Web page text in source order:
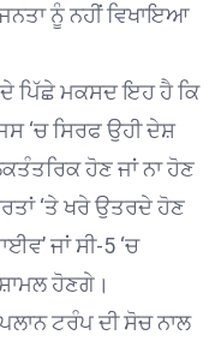
ਨੂੰ ਨਹੀਂ ਵਿਖਾਇਆ
ਪਿੱਛੇ ਮਕਸਦ ਇਹ ਹੈ ਕਿ
‘ਚ ਸਿਰਫ ਉਹੀ ਦੇਸ਼
ਹੋਣ ਜਾਂ ਨਾ ਹੋਣ
‘ਤੇ ਖਰੇ ਉਤਰਦੇ ਹੋਣ
ਜਾਂ ਸੀ-5 ‘ਚ
ਹੋਣਗੇ।
ਟਰੰਪ ਦੀ ਸੋਚ ਨਾਲ